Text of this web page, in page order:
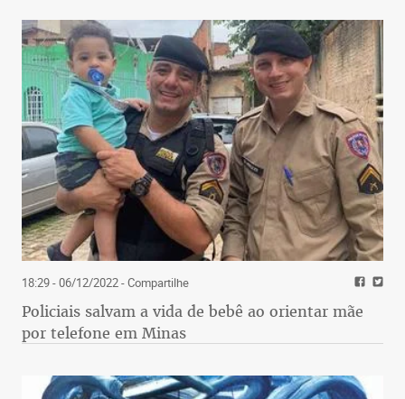
18:29 - 06/12/2022- Compartilhe
Policiais salvam a vida de bebê ao orientar mãe
por telefone em Minas